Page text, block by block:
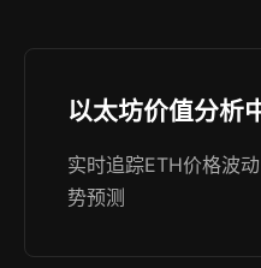
以太坊价值分析
实时追踪ETH价格波
势预测